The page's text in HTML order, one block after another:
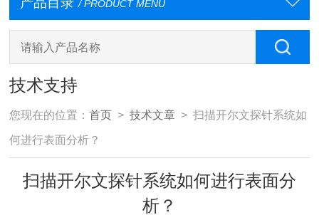
/ PRODUCT MENU
技术支持
您现在的位置：首页 >技术文章 > 扫描开尔文探针系统如
何进行表面分析？
扫描开尔文探针系统如何进行表面分
析？